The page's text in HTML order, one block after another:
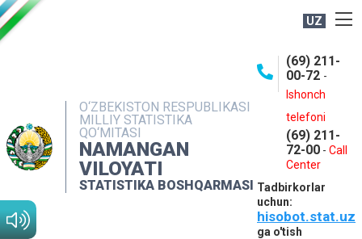
UZ
O‘ZBEKISTON RESPUBLIKASI
MILLIY STATISTIKA
QO‘MITASI
NAMANGAN
VILOYATI
STATISTIKA BOSHQARMASI
(69) 211-
00-72 -
Ishonch
telefoni
(69) 211-
72-00 - Call
Center
Tadbirkorlar
uchun:
hisobot.stat.uz
ga o'tish
NASHRLAR
INTERAKTIV XIZMATLAR
MATBUOT XIZMATI
MUROJAATLAR